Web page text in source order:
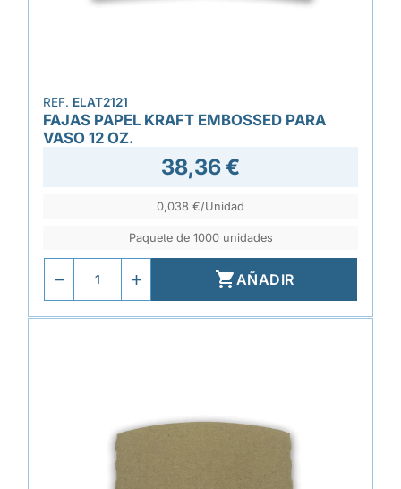
REF. ELAT2121
FAJAS PAPEL KRAFT EMBOSSED PARA
VASO 12 OZ.
38,36 €
0,038 €/Unidad
Paquete de 1000 unidades
AÑADIR